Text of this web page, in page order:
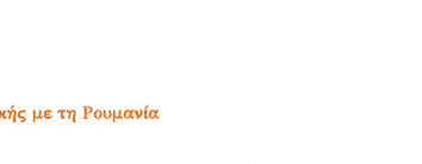
με τη Ρουμανία